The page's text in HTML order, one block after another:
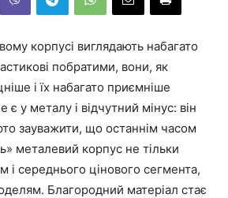
корпусі виглядають набагато
побратими, вони, як
і їх набагато приємніше
є у металу і відчутний мінус: він
зауважити, що останнім часом
металевий корпус не тільки
і середнього цінового сегмента,
Благородний матеріал стає